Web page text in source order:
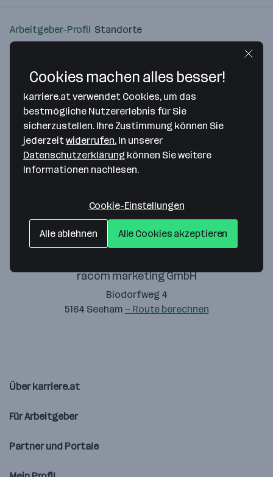
Arbeitgeber-Profil Standorte
Bitte stimme unseren Cookie-
Richtlinien zu, um diese Karte
anzuzeigen.
racom marketing GmbH
Biodorfweg 4
5164 Seeham — Route berechnen
Über karriere.at
Für Arbeitgeber
Partner und Portale
Cookies machen alles besser!
karriere.at verwendet Cookies, um das
bestmögliche Nutzererlebnis für Sie
sicherzustellen. Ihre Zustimmung können Sie
jederzeitwiderrufen. In unserer
Datenschutzerklärung können Sie weitere
Informationen nachlesen.
Cookie-Einstellungen
Alle ablehnen Alle Cookies akzeptieren